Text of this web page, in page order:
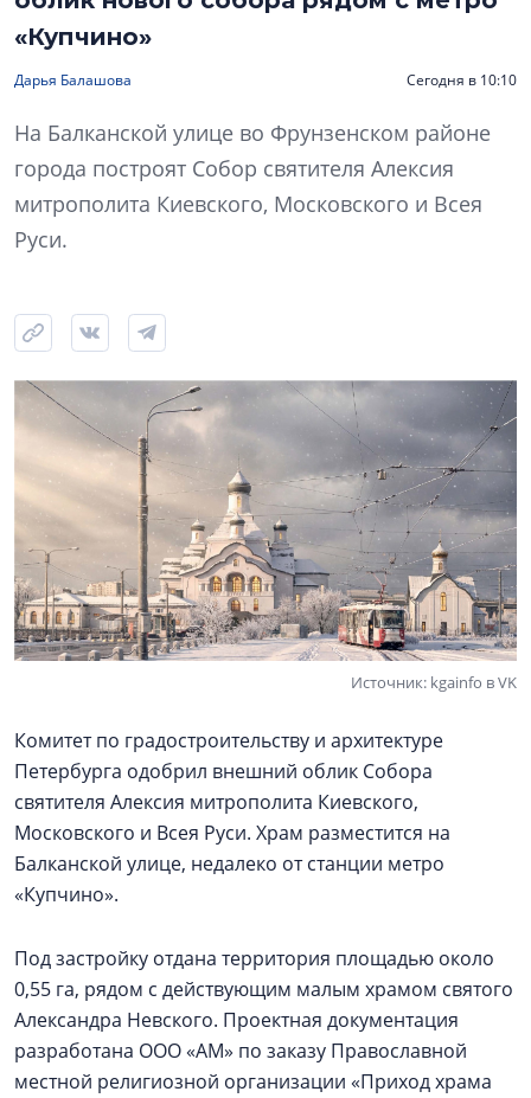
«Купчино»
Дарья Балашова Сегодня в 10:10
На Балканской улице во Фрунзенском районе
города построят Собор святителя Алексия
митрополита Киевского, Московского и Всея
Руси.
Источник: kgainfo в VK
Комитет по градостроительству и архитектуре
Петербурга одобрил внешний облик Собора
святителя Алексия митрополита Киевского,
Московского и Всея Руси. Храм разместится на
Балканской улице, недалеко от станции метро
«Купчино».
Под застройку отдана территория площадью около
0,55 га, рядом с действующим малым храмом святого
Александра Невского. Проектная документация
разработана ООО «АМ» по заказу Православной
местной религиозной организации «Приход храма